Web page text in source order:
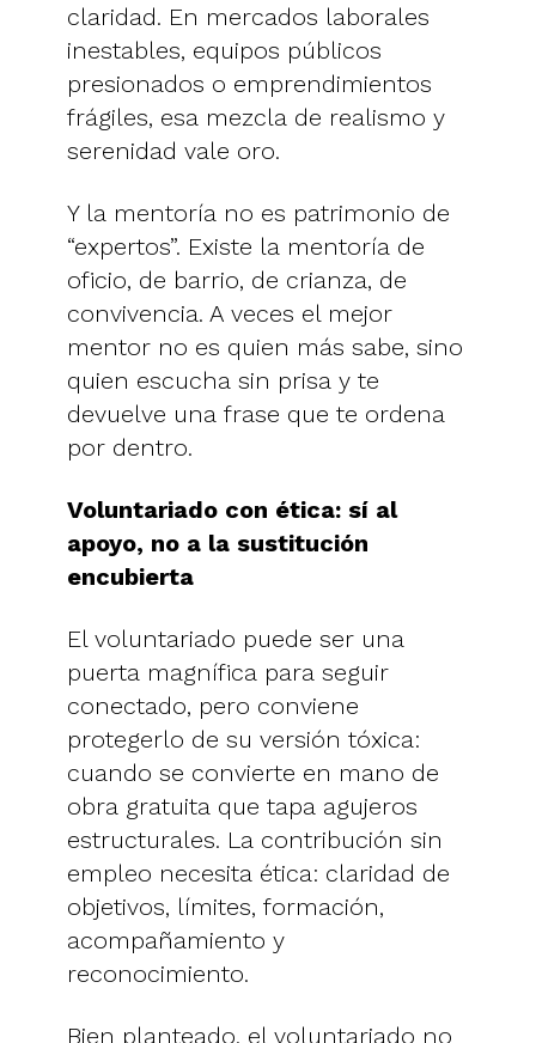
claridad. En mercados laborales
inestables, equipos públicos
presionados o emprendimientos
frágiles, esa mezcla de realismo y
serenidad vale oro.
Y la mentoría no es patrimonio de
“expertos”. Existe la mentoría de
oficio, de barrio, de crianza, de
convivencia. A veces el mejor
mentor no es quien más sabe, sino
quien escucha sin prisa y te
devuelve una frase que te ordena
por dentro.
Voluntariado con ética: sí al
apoyo, no a la sustitución
encubierta
El voluntariado puede ser una
puerta magnífica para seguir
conectado, pero conviene
protegerlo de su versión tóxica:
cuando se convierte en mano de
obra gratuita que tapa agujeros
estructurales. La contribución sin
empleo necesita ética: claridad de
objetivos, límites, formación,
acompañamiento y
reconocimiento.
Bien planteado, el voluntariado no